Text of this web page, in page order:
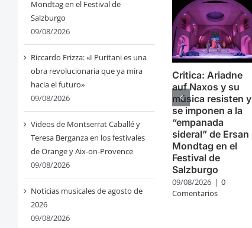
Mondtag en el Festival de
Salzburgo
09/08/2026
Riccardo Frizza: «I Puritani es una
obra revolucionaria que ya mira
hacia el futuro»
09/08/2026
Videos de Montserrat Caballé y
Teresa Berganza en los festivales
de Orange y Aix-on-Provence
09/08/2026
Noticias musicales de agosto de
2026
09/08/2026
Critica: Ariadne
auf Naxos y su
música resisten y
se imponen a la
“empanada
sideral” de Ersan
Mondtag en el
Festival de
Salzburgo
09/08/2026 | 0
Comentarios